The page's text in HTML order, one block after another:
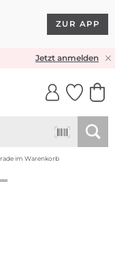
ZUR APP
Jetzt anmelden
im Warenkorb